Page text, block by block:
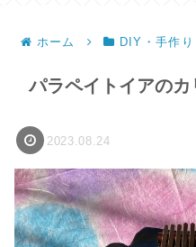
ホーム DIY・手作り
パラペイトイアの
2023.08.24